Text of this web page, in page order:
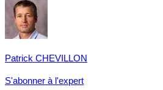
Patrick CHEVILLON
S'abonner à l'expert